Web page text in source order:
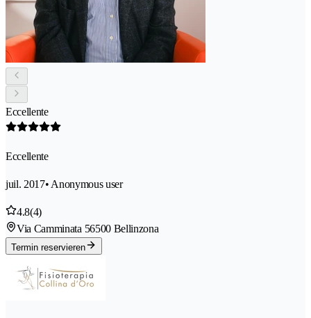
Eccellente
Eccellente
juil. 2017• Anonymous user
4.8(4)
Via Camminata 56500 Bellinzona
Termin reservieren